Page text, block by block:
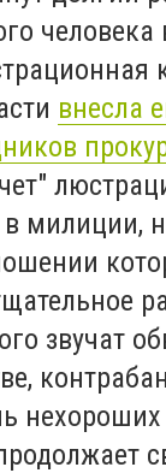
человека
внесла
милиции,
звучат